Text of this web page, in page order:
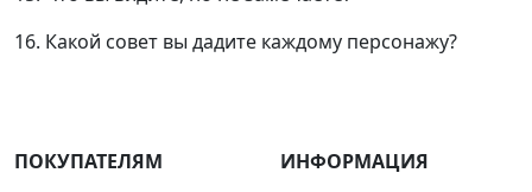
16. Какой совет вы дадите каждому персонажу?
ПОКУПАТЕЛЯМ
ИНФОРМАЦИЯ